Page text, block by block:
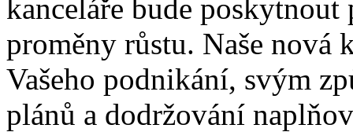
kanceláře bude
proměny růstu. Naše nová
Vašeho podnikání, svým
plánů a dodržování